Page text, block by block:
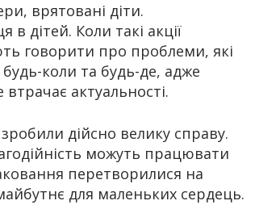
врятовані діти.
дітей. Коли такі акції
говорити про проблеми, які
коли та будь-де, адже
актуальності.
дійсно велику справу.
можуть працювати
перетворилися на
для маленьких сердець.